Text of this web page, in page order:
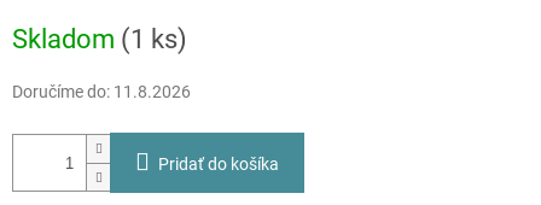
cena:
Skladom (1 ks)
Doručíme do: 11.8.2026
Pridať do košíka